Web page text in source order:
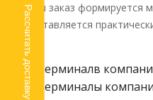
Ваш заказ формируется
доставляется
Рассчитать доставку